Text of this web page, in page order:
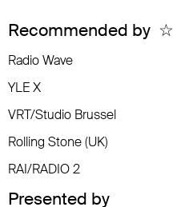
Recommended by ☆
Radio Wave
YLE X
VRT/Studio Brussel
Rolling Stone (UK)
RAI/RADIO 2
Presented by